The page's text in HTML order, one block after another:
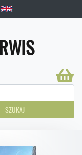
SZUKAJ